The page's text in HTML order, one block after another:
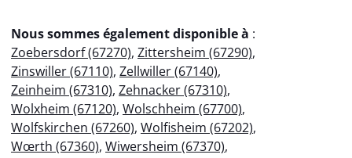
Nous sommes également disponible à :
Zoebersdorf (67270), Zittersheim (67290),
Zinswiller (67110), Zellwiller (67140),
Zeinheim (67310), Zehnacker (67310),
Wolxheim (67120), Wolschheim (67700),
Wolfskirchen (67260), Wolfisheim (67202),
Wœrth (67360), Wiwersheim (67370),